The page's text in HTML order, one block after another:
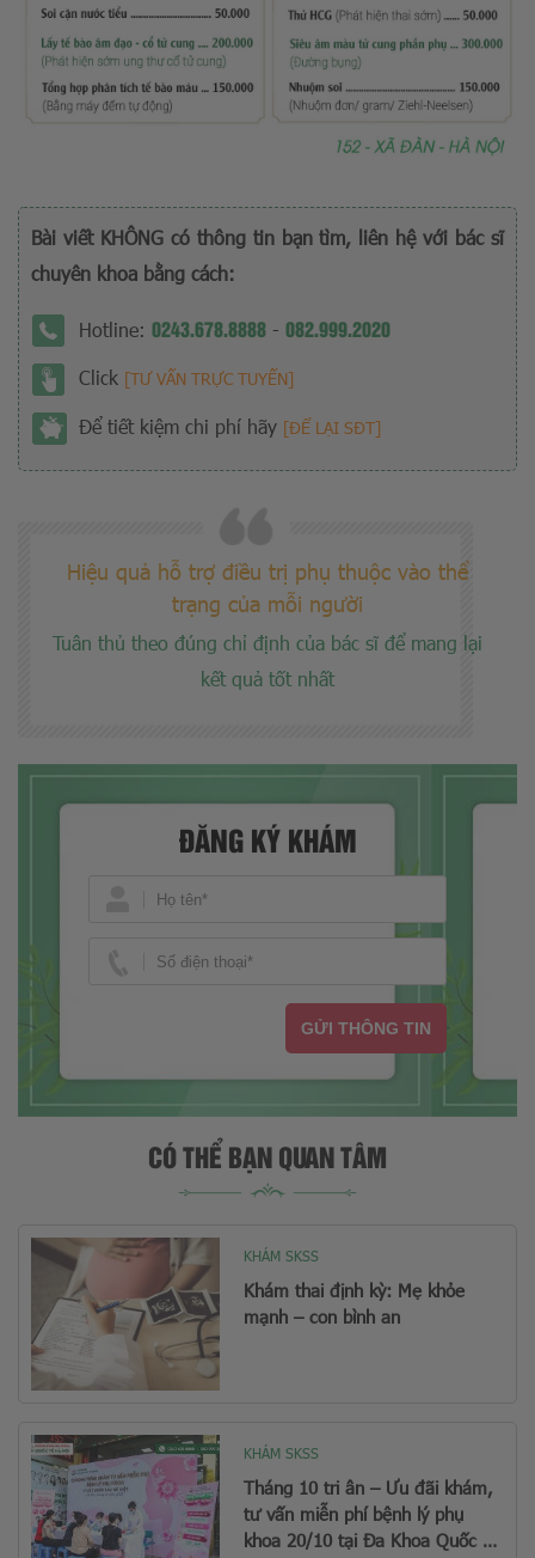
Bài viết KHÔNG có thông tin bạn tìm, liên hệ với bác sĩ
chuyên khoa bằng cách:
Hotline: 0243.678.8888 - 082.999.2020
Click [TƯ VẤN TRỰC TUYẾN]
Để tiết kiệm chi phí hãy [ĐỂ LẠI SĐT]
Hiệu quả hỗ trợ điều trị phụ thuộc vào thể
trạng của mỗi người
Tuân thủ theo đúng chỉ định của bác sĩ để mang lại
kết quả tốt nhất
ĐĂNG KÝ KHÁM
GỬI THÔNG TIN
CÓ THỂ BẠN QUAN TÂM
KHÁM SKSS
Khám thai định kỳ: Mẹ khỏe
mạnh – con bình an
KHÁM SKSS
Tháng 10 tri ân – Ưu đãi khám,
tư vấn miễn phí bệnh lý phụ
khoa 20/10 tại Đa Khoa Quốc Tế